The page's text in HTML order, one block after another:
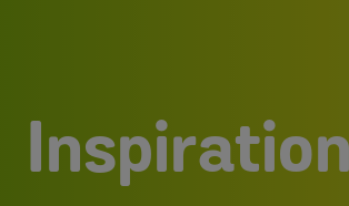
Inspiration